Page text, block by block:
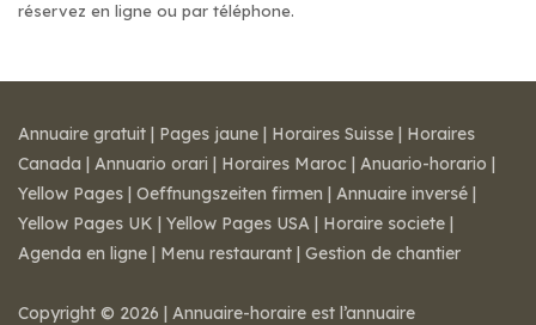
réservez en ligne ou par téléphone.
Annuaire gratuit | Pages jaune | Horaires Suisse | Horaires
Canada | Annuario orari | Horaires Maroc | Anuario-horario |
Yellow Pages | Oeffnungszeiten firmen | Annuaire inversé |
Yellow Pages UK | Yellow Pages USA | Horaire societe |
Agenda en ligne | Menu restaurant | Gestion de chantier
Copyright © 2026 | Annuaire-horaire est l’annuaire